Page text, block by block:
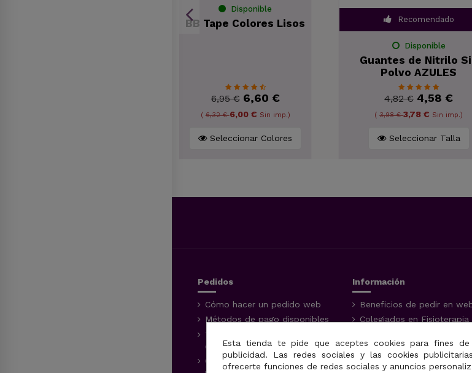
Recomendado
6,95 € 6,60 €
(6,32 €6,00 € Sin imp.)
Seleccionar Colores
Recomendado
Disponible
Guantes de Nitrilo
Polvo AZULES
4,82 € 4,58 €
(3,98 €3,78 € Sin imp.)
Seleccionar Talla
Pedidos
Cómo hacer un pedido web
Métodos de pago disponibles
Tiempos y métodos de
entrega
Conocer el estado de mi
Información
Beneficios de pedir en
Colegiados en Fisioterapia
Devoluciones
Opiniones y valoraciones
Esta tienda te pide que aceptes cookies para fines de
publicidad. Las redes sociales y las cookies
ofrecerte funciones de redes sociales y anuncios